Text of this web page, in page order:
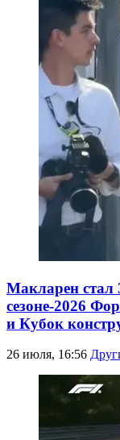
Макларен стал
сезоне-2026
и Кубок
26 июля, 16:56